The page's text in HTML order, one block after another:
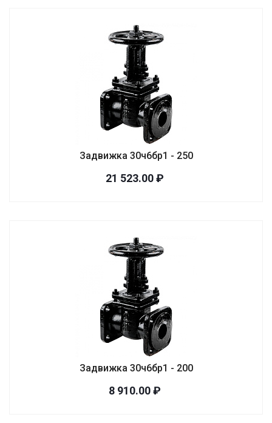
Задвижка 30ч6бр1 - 250
21 523.00 ₽
Задвижка 30ч6бр1 - 200
8 910.00 ₽